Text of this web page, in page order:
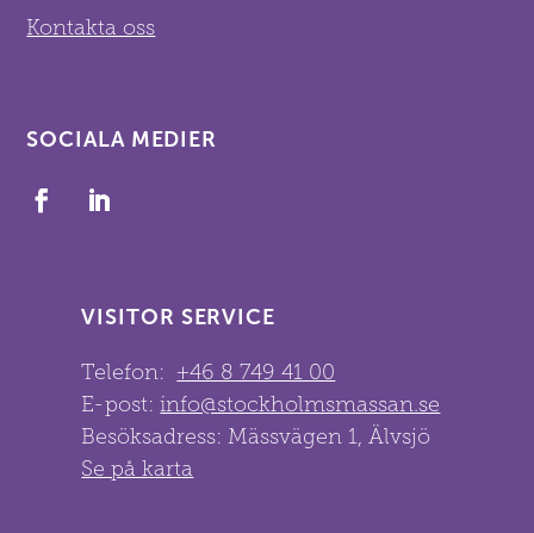
Kontakta oss
SOCIALA MEDIER
VISITOR SERVICE
Telefon:+46 8 749 41 00
E-post:info@stockholmsmassan.se
Besöksadress: Mässvägen 1, Älvsjö
Se på karta